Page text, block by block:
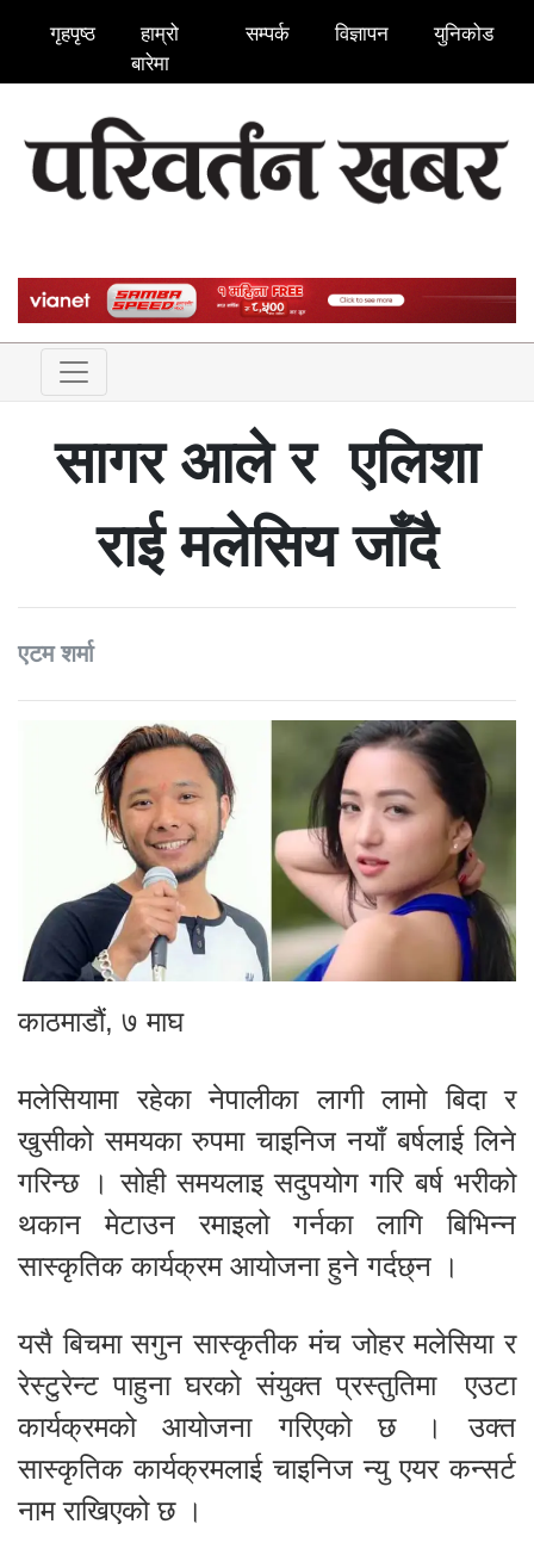
गृहपृष्ठ
हाम्रो
बारेमा
सम्पर्क विज्ञापन युनिकोड
सागर आले र एलिशा
राई मलेसिय जाँदै
एटम शर्मा
काठमाडौं, ७ माघ
मलेसियामा रहेका नेपालीका लागी लामो बिदा र
खुसीको समयका रुपमा चाइनिज नयाँ बर्षलाई लिने
गरिन्छ । सोही समयलाइ सदुपयोग गरि बर्ष भरीको
थकान मेटाउन रमाइलो गर्नका लागि बिभिन्न
सास्कृतिक कार्यक्रम आयोजना हुने गर्दछ्न ।
यसै बिचमा सगुन सास्कृतीक मंच जोहर मलेसिया र
रेस्टुरेन्ट पाहुना घरको संयुक्त प्रस्तुतिमा एउटा
कार्यक्रमको आयोजना गरिएको छ । उक्त
सास्कृतिक कार्यक्रमलाई चाइनिज न्यु एयर कन्सर्ट
नाम राखिएको छ ।